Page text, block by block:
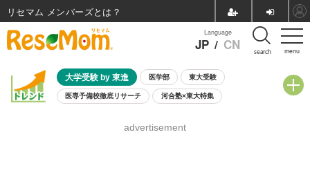
menu
Language
JP / CN search
大学受験 by 東進 医学部 東大受験
医専予備校徹底リサーチ 河合塾×東大特集
8月開催学校説明会・相談会
advertisement
リセマム メンバーズ